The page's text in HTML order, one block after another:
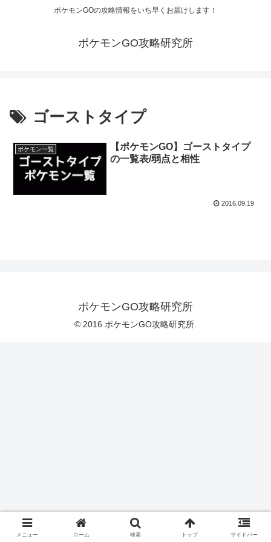
ポケモンGOの攻略情報をいち早くお届けします！
ポケモンGO攻略研究所
ゴーストタイプ
ポケモン一覧
【ポケモンGO】ゴーストタイプ
の一覧表/弱点と相性
2016.09.19
ポケモンGO攻略研究所
© 2016 ポケモンGO攻略研究所.
メニュー ホーム 検索 トップ サイドバー